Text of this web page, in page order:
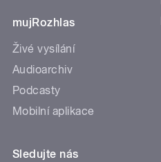
mujRozhlas
Živé vysílání
Audioarchiv
Podcasty
Mobilní aplikace
Sledujte nás